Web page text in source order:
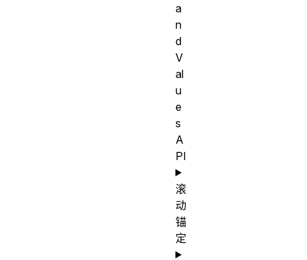
a
n
d
V
al
u
e
s
A
PI
滚
动
锚
定